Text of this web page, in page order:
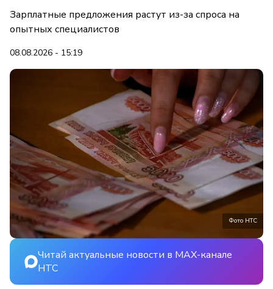
Зарплатные предложения растут из-за спроса на
опытных специалистов
08.08.2026 - 15:19
Фото НТС
Читай актуальные новости в MAX-канале
НТС